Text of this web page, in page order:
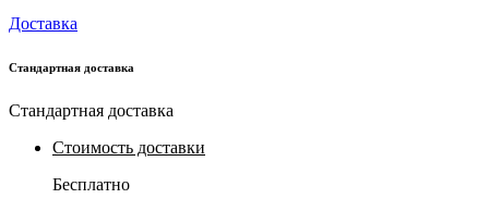
Доставка
Стандартная доставка
Стандартная доставка
Стоимость доставки
Бесплатно